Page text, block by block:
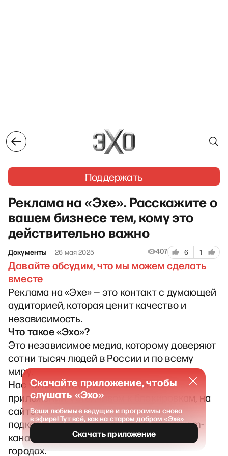
Поддержать
Реклама на «Эхе». Расскажите о
вашем бизнесе тем, кому это
действительно важно
Документы 26 мая 2025 407 6 1
Давайте обсудим, что мы можем сделать
вместе
Реклама на «Эхе» — это контакт с думающей
аудиторией, которая ценит качество и
независимость.
Что такое «Эхо»?
Это независимое медиа, которому доверяют
сотни тысяч людей в России и по всему
миру.
Нас читают, слушают и смотрят в
приложении, устойчивом к блокировкам, на
сайте с эксклюзивными текстами, на
подкаст-платформах, YouTube, в Telegram-
каналах и даже на встречах в разных
городах.
Скачайте приложение, чтобы
слушать «Эхо»
Ваши любимые ведущие и программы снова
в эфире! Тут всё, как на старом добром «Эхе»
Скачать приложение